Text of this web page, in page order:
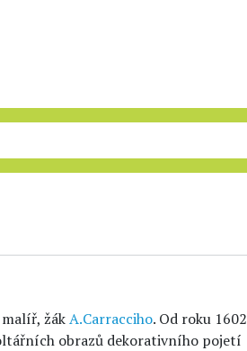
žákA.Carracciho. Od roku 1602
obrazů dekorativního pojetí